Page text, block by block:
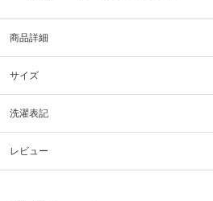
商品詳細
サイズ
洗濯表記
レビュー